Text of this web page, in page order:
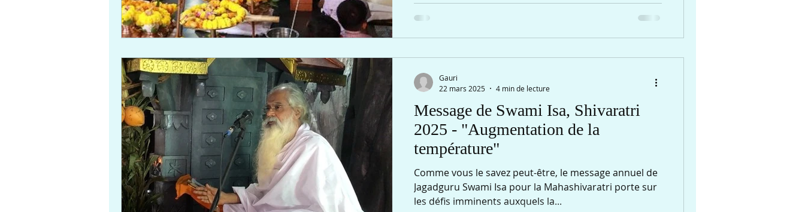
direction et à éviter les catastrophes. Le 15 février, le
message de Swami Isa était le suivant : Nous ignorons
le monde naturel et créons un monde parallèle,
transformant pour créer un nouve
Message de Swami Isa, Shivaratri
2025 - "Augmentation de la
température"
Comme vous le savez peut-être, le message annuel de
Jagadguru Swami Isa pour la Mahashivaratri porte sur
les défis imminents auxquels la...
Gauri
22 mars 2025
4 min de lecture